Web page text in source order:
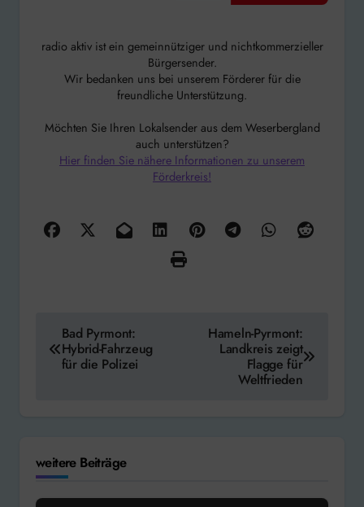
radio aktiv ist ein gemeinnütziger und nichtkommerzieller
Bürgersender.
Wir bedanken uns bei unserem Förderer für die
freundliche Unterstützung.
Möchten Sie Ihren Lokalsender aus dem Weserbergland
auch unterstützen?
Hier finden Sie nähere Informationen zu unserem
Förderkreis!
Beitragsnavigation
Bad Pyrmont:
Hybrid-Fahrzeug
für die Polizei
Hameln-Pyrmont:
Landkreis zeigt
Flagge für
Weltfrieden
weitere Beiträge